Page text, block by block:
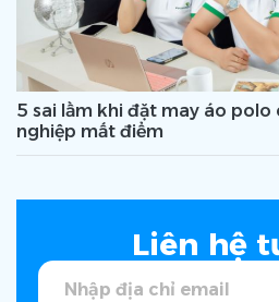
5 sai lầm khi đặt may áo
nghiệp mất điểm
Liên hệ